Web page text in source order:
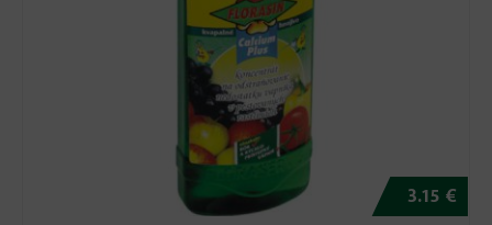
3.15 €